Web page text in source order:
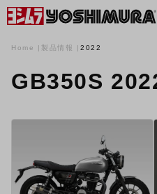
Home 製品情報 2022
GB350S